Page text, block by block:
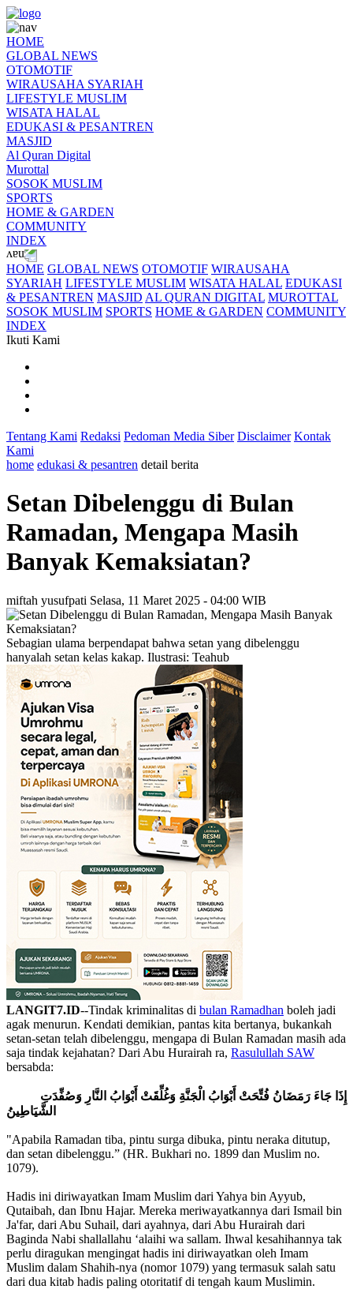
HOME
GLOBAL NEWS
OTOMOTIF
WIRAUSAHA SYARIAH
LIFESTYLE MUSLIM
WISATA HALAL
EDUKASI & PESANTREN
MASJID
Al Quran Digital
Murottal
SOSOK MUSLIM
SPORTS
HOME & GARDEN
COMMUNITY
INDEX
HOME GLOBAL NEWS OTOMOTIF WIRAUSAHA
SYARIAH LIFESTYLE MUSLIM WISATA HALAL EDUKASI
& PESANTREN MASJID AL QURAN DIGITAL MUROTTAL
SOSOK MUSLIM SPORTS HOME & GARDEN COMMUNITY
INDEX
Ikuti Kami
Tentang Kami Redaksi Pedoman Media Siber Disclaimer Kontak
Kami
home edukasi & pesantren detail berita
Setan Dibelenggu di Bulan
Ramadan, Mengapa Masih
Banyak Kemaksiatan?
miftah yusufpati Selasa, 11 Maret 2025 - 04:00 WIB
Sebagian ulama berpendapat bahwa setan yang dibelenggu
hanyalah setan kelas kakap. Ilustrasi: Teahub
LANGIT7.ID--Tindak kriminalitas di bulan Ramadhan boleh jadi
agak menurun. Kendati demikian, pantas kita bertanya, bukankah
setan-setan telah dibelenggu, mengapa di Bulan Ramadan masih ada
saja tindak kejahatan? Dari Abu Hurairah ra, Rasulullah SAW
bersabda:
إِذَا جَاءَ رَمَضَانُ فُتِّحَتْ أَبْوَابُ الْجَنَّةِ وَغُلِّقَتْ أَبْوَابُ النَّارِ وَصُفِّدَتِ
الشَّيَاطِينُ
"Apabila Ramadan tiba, pintu surga dibuka, pintu neraka ditutup,
dan setan dibelenggu.” (HR. Bukhari no. 1899 dan Muslim no.
1079).
Hadis ini diriwayatkan Imam Muslim dari Yahya bin Ayyub,
Qutaibah, dan Ibnu Hajar. Mereka meriwayatkannya dari Ismail bin
Ja'far, dari Abu Suhail, dari ayahnya, dari Abu Hurairah dari
Baginda Nabi shallallahu ‘alaihi wa sallam. Ihwal kesahihannya tak
perlu diragukan mengingat hadis ini diriwayatkan oleh Imam
Muslim dalam Shahih-nya (nomor 1079) yang termasuk salah satu
dari dua kitab hadis paling otoritatif di tengah kaum Muslimin.